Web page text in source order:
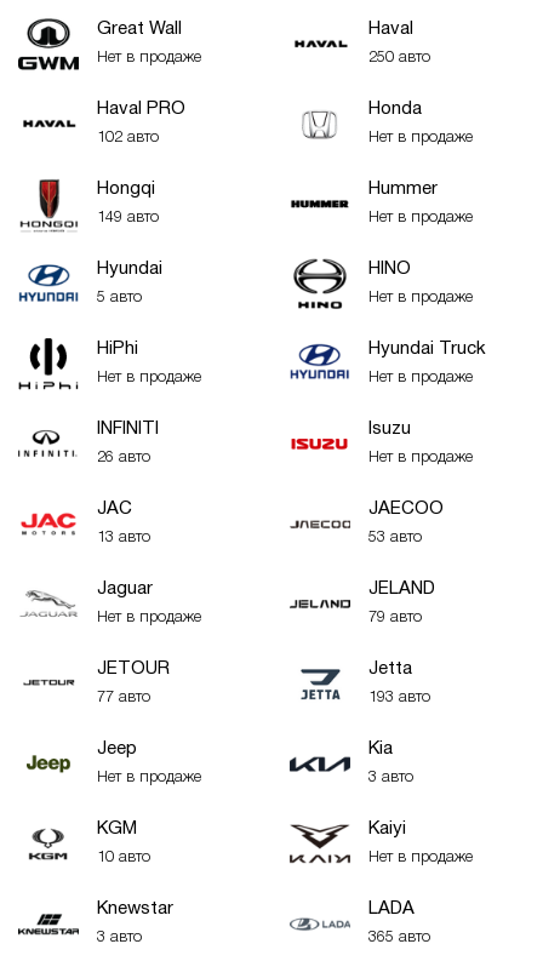
Great Wall
Нет в продаже
Haval
250 авто
Haval PRO
102 авто
Honda
Нет в продаже
Hongqi
149 авто
Hummer
Нет в продаже
Hyundai
5 авто
HINO
Нет в продаже
HiPhi
Нет в продаже
Hyundai Truck
Нет в продаже
INFINITI
26 авто
Isuzu
Нет в продаже
JAC
13 авто
JAECOO
53 авто
Jaguar
Нет в продаже
JELAND
79 авто
JETOUR
77 авто
Jetta
193 авто
Jeep
Нет в продаже
Kia
3 авто
KGM
10 авто
Kaiyi
Нет в продаже
Knewstar
3 авто
LADA
365 авто